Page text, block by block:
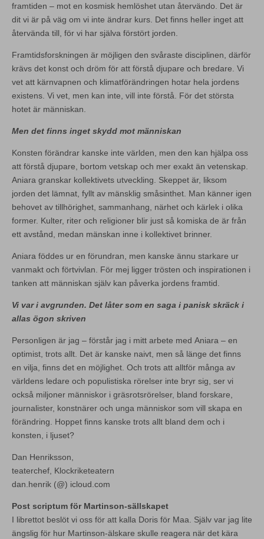
framtiden – mot en kosmisk hemlöshet utan återvändo. Det är
dit vi är på väg om vi inte ändrar kurs. Det finns heller inget att
återvända till, för vi har själva förstört jorden.
Framtidsforskningen är möjligen den svåraste disciplinen, därför
krävs det konst och dröm för att förstå djupare och bredare. Vi
vet att kärnvapnen och klimatförändringen hotar hela jordens
existens. Vi vet, men kan inte, vill inte förstå. För det största
hotet är människan.
Men det finns inget skydd mot människan
Konsten förändrar kanske inte världen, men den kan hjälpa oss
att förstå djupare, bortom vetskap och mer exakt än vetenskap.
Aniara granskar kollektivets utveckling. Skeppet är, liksom
jorden det lämnat, fyllt av mänsklig småsinthet. Man känner igen
behovet av tillhörighet, sammanhang, närhet och kärlek i olika
former. Kulter, riter och religioner blir just så komiska de är från
ett avstånd, medan mänskan inne i kollektivet brinner.
Aniara föddes ur en förundran, men kanske ännu starkare ur
vanmakt och förtvivlan. För mej ligger trösten och inspirationen i
tanken att människan själv kan påverka jordens framtid.
Vi var i avgrunden. Det låter som en saga i panisk skräck i
allas ögon skriven
Personligen är jag – förstår jag i mitt arbete med Aniara – en
optimist, trots allt. Det är kanske naivt, men så länge det finns
en vilja, finns det en möjlighet. Och trots att alltför många av
världens ledare och populistiska rörelser inte bryr sig, ser vi
också miljoner människor i gräsrotsrörelser, bland forskare,
journalister, konstnärer och unga människor som vill skapa en
förändring. Hoppet finns kanske trots allt bland dem och i
konsten, i ljuset?
Dan Henriksson,
teaterchef, Klockriketeatern
dan.henrik (@) icloud.com
Post scriptum för Martinson-sällskapet
I librettot beslöt vi oss för att kalla Doris för Maa. Själv var jag lite
ängslig för hur Martinson-älskare skulle reagera när det kära